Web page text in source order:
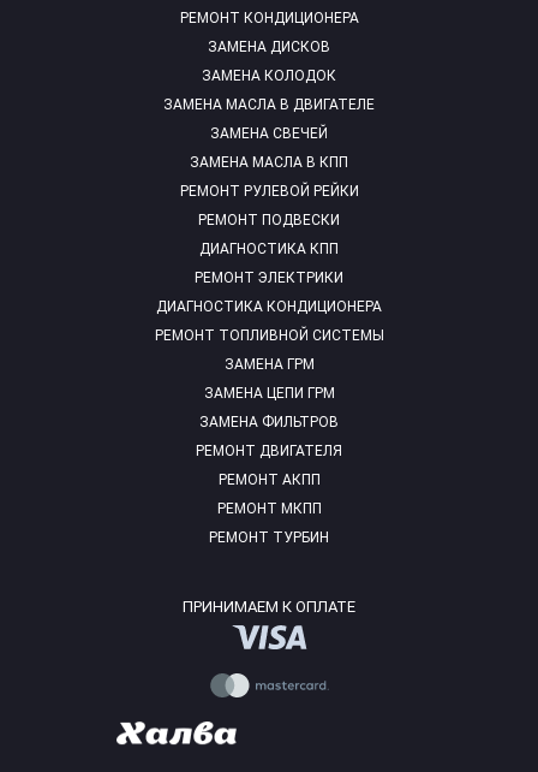
РЕМОНТ КОНДИЦИОНЕРА
ЗАМЕНА ДИСКОВ
ЗАМЕНА КОЛОДОК
ЗАМЕНА МАСЛА В ДВИГАТЕЛЕ
ЗАМЕНА СВЕЧЕЙ
ЗАМЕНА МАСЛА В КПП
РЕМОНТ РУЛЕВОЙ РЕЙКИ
РЕМОНТ ПОДВЕСКИ
ДИАГНОСТИКА КПП
РЕМОНТ ЭЛЕКТРИКИ
ДИАГНОСТИКА КОНДИЦИОНЕРА
РЕМОНТ ТОПЛИВНОЙ СИСТЕМЫ
ЗАМЕНА ГРМ
ЗАМЕНА ЦЕПИ ГРМ
ЗАМЕНА ФИЛЬТРОВ
РЕМОНТ ДВИГАТЕЛЯ
РЕМОНТ АКПП
РЕМОНТ МКПП
РЕМОНТ ТУРБИН
ПРИНИМАЕМ К ОПЛАТЕ